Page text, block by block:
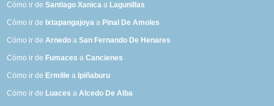
Cómo ir deSantiago Xanica a Lagunillas
Cómo ir de Ixtapangajoya a Pinal De Amoles
Cómo ir deArnedo aSan Fernando De Henares
Cómo ir de Fumaces aCancienes
Cómo ir de Ermille a Ipiñaburu
Cómo ir de Luaces aAlcedo De Alba